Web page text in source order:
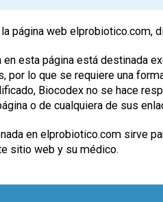
página web
en esta página está destinada
por lo que se requiere una
Biocodex no se hace
o de cualquiera de sus
en elprobiotico.com sirve
sitio web y su médico.